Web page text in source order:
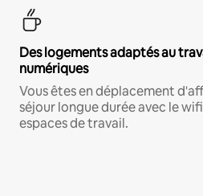
Des logements adaptés au
numériques
Vous êtes en déplacement
séjour longue durée avec le
espaces de travail.